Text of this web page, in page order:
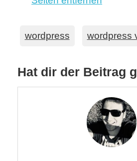
wordpress wordpress
Hat dir der Beitrag